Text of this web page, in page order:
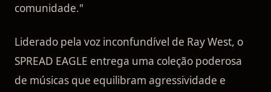
comunidade."
Liderado pela voz inconfundível de Ray West, o
SPREAD EAGLE entrega uma coleção poderosa
de músicas que equilibram agressividade e